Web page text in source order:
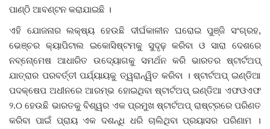
ଜିଲ୍ଲା
ଆପଣଙ୍କ କଲମରୁ
ମହାନଗର
ପାଣ୍ଠି ଆବଣ୍ଟନ କରାଯାଇଛି ।
ଏହି ଯୋଜନାର ଲକ୍ଷ୍ୟ ହେଉଛି ଦୀର୍ଘକାଳୀନ ଘରୋଇ ପୁଞ୍ଜି ସଂଗ୍ରହ,
ଭେଞ୍ଚର କ୍ୟାପିଟାଲ ଇକୋସିଷ୍ଟମକୁ ସୁଦୃଢ଼ କରିବା ଓ ସାରା ଦେଶରେ
ନବ୍ନୋ୍‌ମେଷ ଆଧାରିତ ଉଦ୍ୟୋଗକୁ ସମର୍ଥନ କରି ଭାରତର ଷ୍ଟାର୍ଟଅପ୍‌
ଯାତ୍ରାର ପରବର୍ତ୍ତୀ ପର୍ଯ୍ୟାୟକୁ ତ୍ୱରାନ୍ୱିତ କରିବା । ଷ୍ଟାର୍ଟଅପ୍‌ ଇଣ୍ଡିଆ
ପଦକ୍ଷେପ ଅଧୀନରେ ଆରମ୍ଭ ହୋଇଥିବା ଷ୍ଟାର୍ଟଅପ୍‌ ଇଣ୍ଡିଆ ଏଫଓଏଫ
୨.୦ ହେଉଛି ଭାରତକୁ ବିଶ୍ୱର ଏକ ପ୍ରମୁଖ ଷ୍ଟାର୍ଟଅପ୍‌ ରାଷ୍ଟ୍ରରେ ପରିଣତ
କରିବା ପାଇଁ ପ୍ରାୟ ଏକ ଦଶନ୍ଧି ଧରି ଚାଲିଥିବା ପ୍ରୟାସର ପରିଣାମ ।